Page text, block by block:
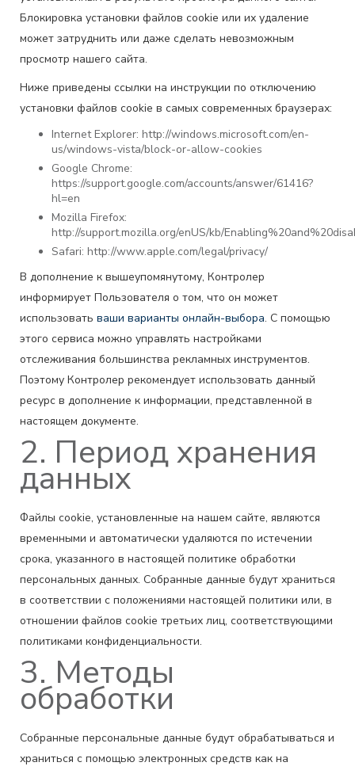
Блокировка установки файлов cookie или их удаление
может затруднить или даже сделать невозможным
просмотр нашего сайта.
Ниже приведены ссылки на инструкции по отключению
установки файлов cookie в самых современных браузерах:
Internet Explorer: http://windows.microsoft.com/en-
us/windows-vista/block-or-allow-cookies
Google Chrome:
https://support.google.com/accounts/answer/61416?
hl=en
Mozilla Firefox:
http://support.mozilla.org/enUS/kb/
Safari: http://www.apple.com/legal/privacy/
В дополнение к вышеупомянутому, Контролер
информирует Пользователя о том, что он может
использовать ваши варианты онлайн-выбора. С помощью
этого сервиса можно управлять настройками
отслеживания большинства рекламных инструментов.
Поэтому Контролер рекомендует использовать данный
ресурс в дополнение к информации, представленной в
настоящем документе.
2. Период хранения
данных
Файлы cookie, установленные на нашем сайте, являются
временными и автоматически удаляются по истечении
срока, указанного в настоящей политике обработки
персональных данных. Собранные данные будут храниться
в соответствии с положениями настоящей политики или, в
отношении файлов cookie третьих лиц, соответствующими
политиками конфиденциальности.
3. Методы
обработки
Собранные персональные данные будут обрабатываться и
храниться с помощью электронных средств как на